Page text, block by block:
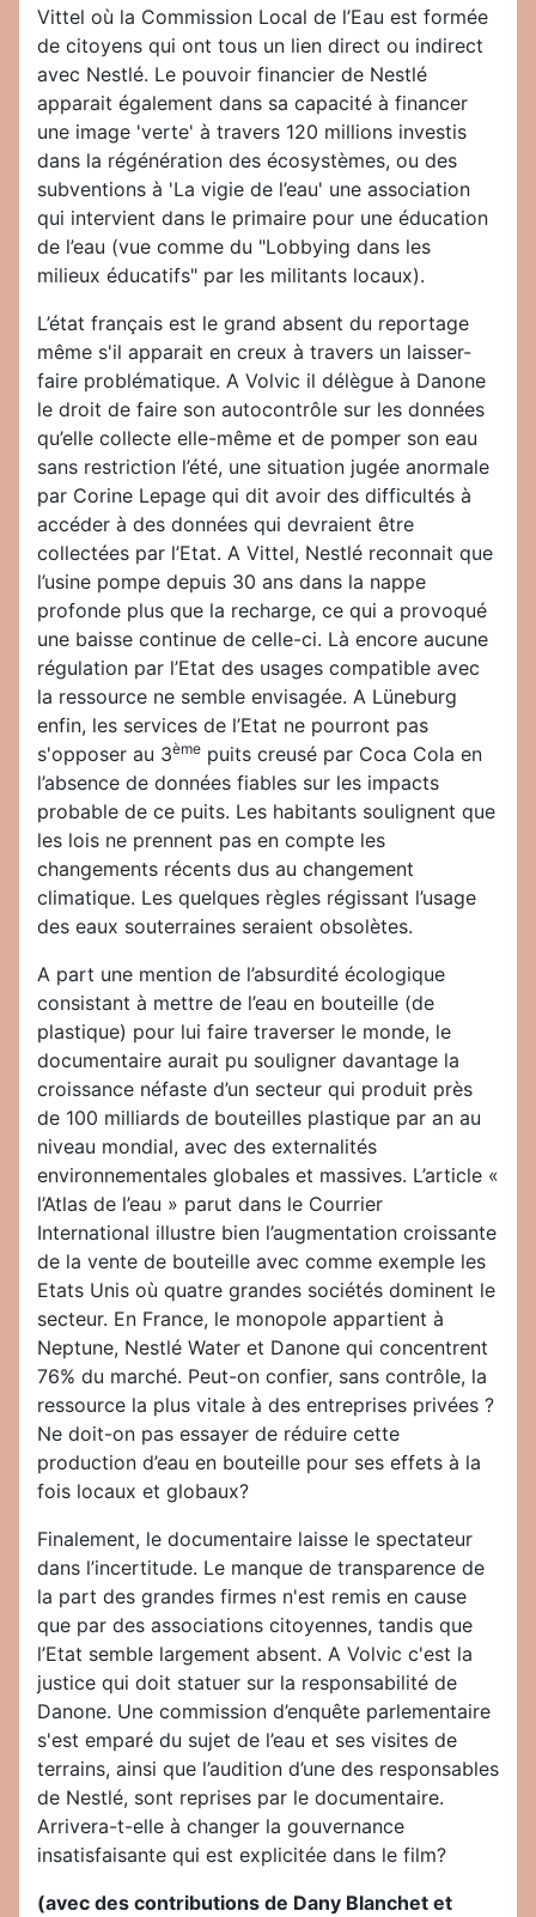
Vittel où la Commission Local de l’Eau est formée
de citoyens qui ont tous un lien direct ou indirect
avec Nestlé. Le pouvoir financier de Nestlé
apparait également dans sa capacité à financer
une image 'verte' à travers 120 millions investis
dans la régénération des écosystèmes, ou des
subventions à 'La vigie de l’eau' une association
qui intervient dans le primaire pour une éducation
de l’eau (vue comme du "Lobbying dans les
milieux éducatifs" par les militants locaux).
L’état français est le grand absent du reportage
même s'il apparait en creux à travers un laisser-
faire problématique. A Volvic il délègue à Danone
le droit de faire son autocontrôle sur les données
qu’elle collecte elle-même et de pomper son eau
sans restriction l’été, une situation jugée anormale
par Corine Lepage qui dit avoir des difficultés à
accéder à des données qui devraient être
collectées par l’Etat. A Vittel, Nestlé reconnait que
l’usine pompe depuis 30 ans dans la nappe
profonde plus que la recharge, ce qui a provoqué
une baisse continue de celle-ci. Là encore aucune
régulation par l’Etat des usages compatible avec
la ressource ne semble envisagée. A Lüneburg
enfin, les services de l’Etat ne pourront pas
s'opposer au 3ème puits creusé par Coca Cola en
l’absence de données fiables sur les impacts
probable de ce puits. Les habitants soulignent que
les lois ne prennent pas en compte les
changements récents dus au changement
climatique. Les quelques règles régissant l’usage
des eaux souterraines seraient obsolètes.
A part une mention de l’absurdité écologique
consistant à mettre de l’eau en bouteille (de
plastique) pour lui faire traverser le monde, le
documentaire aurait pu souligner davantage la
croissance néfaste d’un secteur qui produit près
de 100 milliards de bouteilles plastique par an au
niveau mondial, avec des externalités
environnementales globales et massives. L’article «
l’Atlas de l’eau » parut dans le Courrier
International illustre bien l’augmentation croissante
de la vente de bouteille avec comme exemple les
Etats Unis où quatre grandes sociétés dominent le
secteur. En France, le monopole appartient à
Neptune, Nestlé Water et Danone qui concentrent
76% du marché. Peut-on confier, sans contrôle, la
ressource la plus vitale à des entreprises privées ?
Ne doit-on pas essayer de réduire cette
production d’eau en bouteille pour ses effets à la
fois locaux et globaux?
Finalement, le documentaire laisse le spectateur
dans l’incertitude. Le manque de transparence de
la part des grandes firmes n'est remis en cause
que par des associations citoyennes, tandis que
l’Etat semble largement absent. A Volvic c'est la
justice qui doit statuer sur la responsabilité de
Danone. Une commission d’enquête parlementaire
s'est emparé du sujet de l’eau et ses visites de
terrains, ainsi que l’audition d’une des responsables
de Nestlé, sont reprises par le documentaire.
Arrivera-t-elle à changer la gouvernance
insatisfaisante qui est explicitée dans le film?
(avec des contributions de Dany Blanchet et